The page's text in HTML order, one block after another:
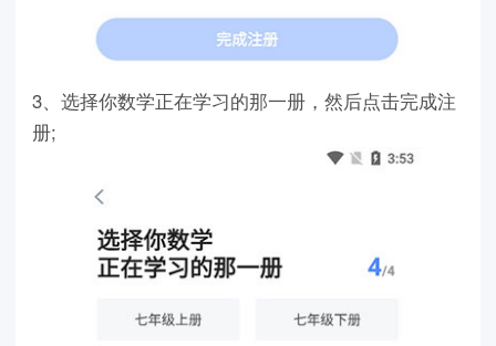
3、选择你数学正在学习的那一册，然后点击完成注
册;